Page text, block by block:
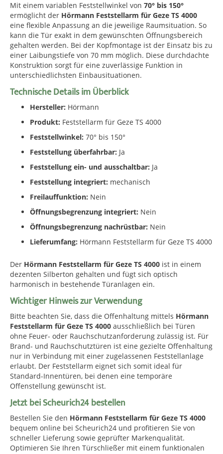
Mit einem variablen Feststellwinkel von 70° bis 150°
ermöglicht der Hörmann Feststellarm für Geze TS 4000
eine flexible Anpassung an die jeweilige Raumsituation. So
kann die Tür exakt in dem gewünschten Öffnungsbereich
gehalten werden. Bei der Kopfmontage ist der Einsatz bis zu
einer Laibungstiefe von 70 mm möglich. Diese durchdachte
Konstruktion sorgt für eine zuverlässige Funktion in
unterschiedlichsten Einbausituationen.
Technische Details im Überblick
Hersteller: Hörmann
Produkt: Feststellarm für Geze TS 4000
Feststellwinkel: 70° bis 150°
Feststellung überfahrbar: Ja
Feststellung ein- und ausschaltbar: Ja
Feststellung integriert: mechanisch
Freilauffunktion: Nein
Öffnungsbegrenzung integriert: Nein
Öffnungsbegrenzung nachrüstbar: Nein
Lieferumfang: Hörmann Feststellarm für Geze TS 4000
Der Hörmann Feststellarm für Geze TS 4000 ist in einem
dezenten Silberton gehalten und fügt sich optisch
harmonisch in bestehende Türanlagen ein.
Wichtiger Hinweis zur Verwendung
Bitte beachten Sie, dass die Offenhaltung mittels Hörmann
Feststellarm für Geze TS 4000 ausschließlich bei Türen
ohne Feuer- oder Rauchschutzanforderung zulässig ist. Für
Brand- und Rauchschutztüren ist eine gezielte Offenhaltung
nur in Verbindung mit einer zugelassenen Feststellanlage
erlaubt. Der Feststellarm eignet sich somit ideal für
Standard-Innentüren, bei denen eine temporäre
Offenstellung gewünscht ist.
Jetzt bei Scheurich24 bestellen
Bestellen Sie den Hörmann Feststellarm für Geze TS 4000
bequem online bei Scheurich24 und profitieren Sie von
schneller Lieferung sowie geprüfter Markenqualität.
Optimieren Sie Ihren Türschließer mit einem funktionalen